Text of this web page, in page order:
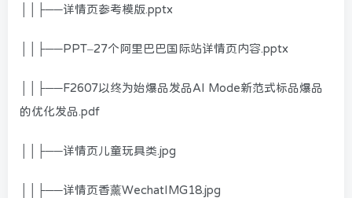
││├──详情页参考模版.pptx
││├──PPT–27个阿里巴巴国际站详情页内容.pptx
││├──F2607以终为始爆品发品AI Mode新范式标品爆品
的优化发品.pdf
││├──详情页儿童玩具类.jpg
││├──详情页香薰WechatIMG18.jpg